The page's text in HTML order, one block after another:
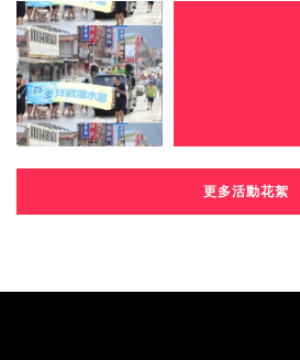
更多活動花絮